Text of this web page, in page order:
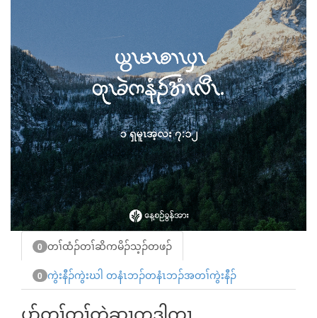
0 တၢ်ထံၣ်တၢ်ဆိကမိၣ်သ့ၣ်တဖၣ်
0 ကွဲးနီၣ်ကွဲးဃါ တနံၤဘၣ်တနံၤဘၣ်အတၢ်ကွဲးနီၣ်
ပာ်တ့ၢ်တၢ်တဲဆၢကဒါက့ၤ